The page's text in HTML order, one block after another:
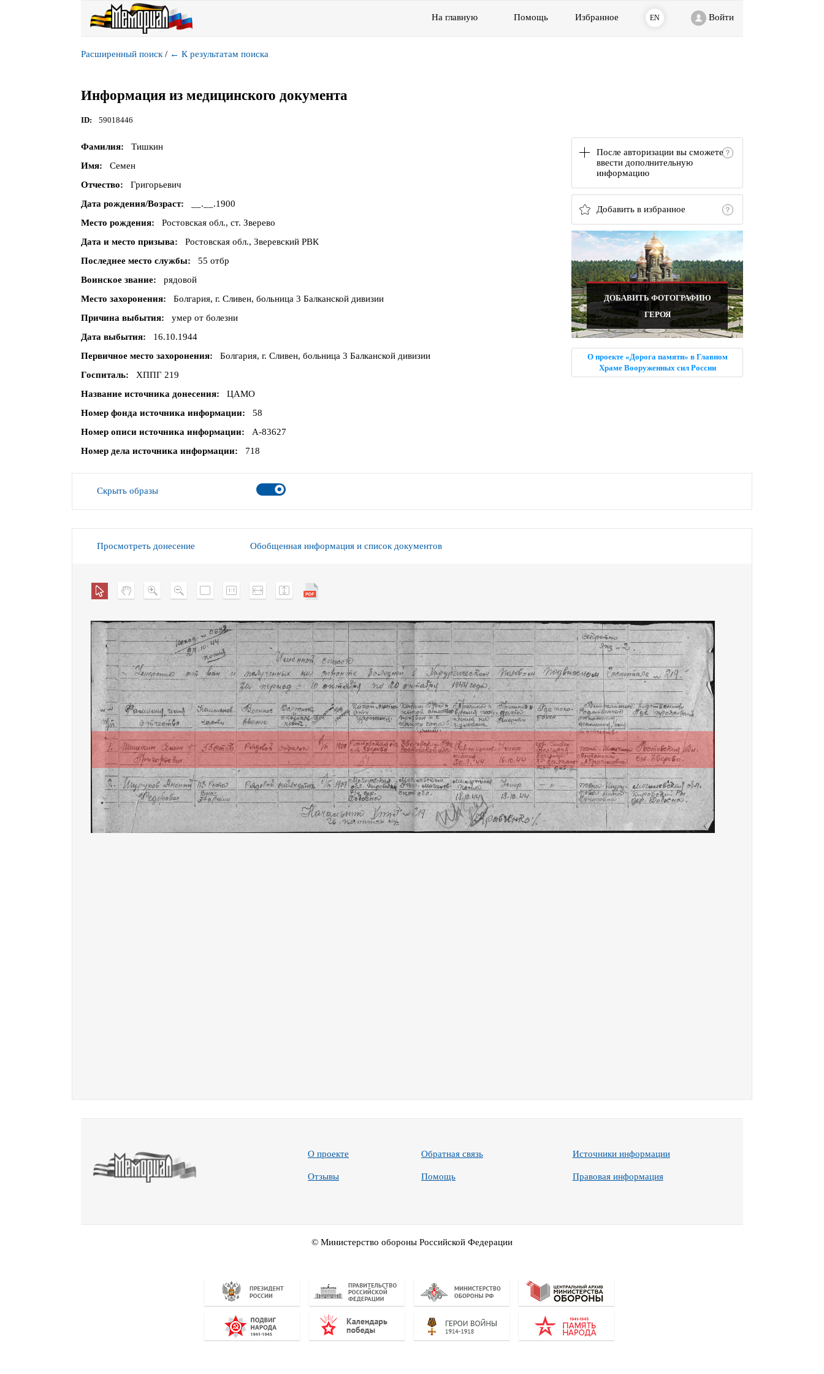
На главную Помощь Избранное EN Войти
Расширенный поиск / ← К результатам поиска
Информация из медицинского документа
ID 59018446
После авторизации вы сможете
ввести дополнительную
информацию
Добавить в избранное
ДОБАВИТЬ ФОТОГРАФИЮ
ГЕРОЯ
О проекте «Дорога памяти» в Главном
Храме Вооруженных сил России
Фамилия
Тишкин
Имя
Семен
Отчество
Григорьевич
Дата рождения/Возраст
__.__.1900
Место рождения
Ростовская обл., ст. Зверево
Дата и место призыва
Ростовская обл., Зверевский РВК
Последнее место службы
55 отбр
Воинское звание
рядовой
Место захоронения
Болгария, г. Сливен, больница 3 Балканской дивизии
Причина выбытия
умер от болезни
Дата выбытия
16.10.1944
Первичное место захоронения
Болгария, г. Сливен, больница 3 Балканской дивизии
Госпиталь
ХППГ 219
Название источника донесения
ЦАМО
Номер фонда источника информации
58
Номер описи источника информации
А-83627
Номер дела источника информации
718
Скрыть образы
Просмотреть донесение Обобщенная информация и список документов
О проекте
Отзывы
Обратная связь
Помощь
Источники информации
Правовая информация
© Министерство обороны Российской Федерации